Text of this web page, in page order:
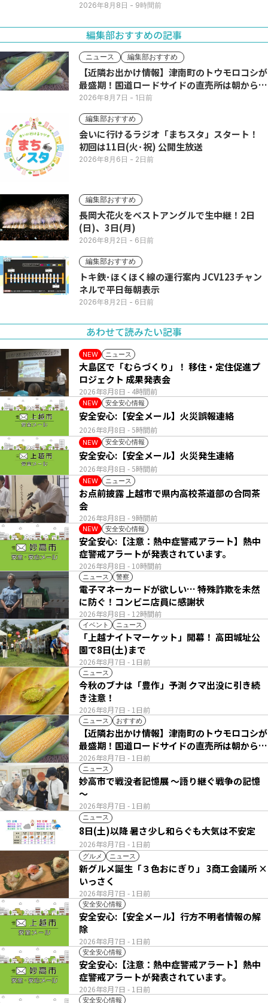
2026年8月8日 - 9時間前
編集部おすすめの記事
ニュース 編集部おすすめ
【近隣お出かけ情報】津南町のトウモロコシが
最盛期！国道ロードサイドの直売所は朝から長
い列
2026年8月7日 - 1日前
編集部おすすめ
会いに行けるラジオ「まちスタ」スタート！
初回は11日(火･祝) 公開生放送
2026年8月6日 - 2日前
編集部おすすめ
長岡大花火をベストアングルで生中継！2日
(日)、3日(月)
2026年8月2日 - 6日前
編集部おすすめ
トキ鉄･ほくほく線の運行案内 JCV123チャン
ネルで平日毎朝表示
2026年8月2日 - 6日前
あわせて読みたい記事
NEW ニュース
2026年8月8日 - 4時間前
大島区で「むらづくり」！ 移住・定住促進プ
ロジェクト 成果発表会
NEW 安全安心情報
2026年8月8日 - 5時間前
安全安心:【安全メール】火災誤報連絡
NEW 安全安心情報
2026年8月8日 - 5時間前
安全安心:【安全メール】火災発生連絡
NEW ニュース
2026年8月8日 - 9時間前
お点前披露 上越市で県内高校茶道部の合同茶
会
NEW 安全安心情報
2026年8月8日 - 10時間前
安全安心:【注意：熱中症警戒アラート】熱中
症警戒アラートが発表されています。
ニュース 警察
2026年8月8日 - 12時間前
電子マネーカードが欲しい… 特殊詐欺を未然
に防ぐ！コンビニ店員に感謝状
イベント ニュース
2026年8月7日 - 1日前
「上越ナイトマーケット」開幕！ 高田城址公
園で8日(土)まで
ニュース
2026年8月7日 - 1日前
今秋のブナは「豊作」予測 クマ出没に引き続
き注意！
ニュース おすすめ
2026年8月7日 - 1日前
【近隣お出かけ情報】津南町のトウモロコシが
最盛期！国道ロードサイドの直売所は朝から長
い列
ニュース
2026年8月7日 - 1日前
妙高市で戦没者記憶展 ～語り継ぐ戦争の記憶
～
ニュース
2026年8月7日 - 1日前
8日(土)以降 暑さ少し和らぐも大気は不安定
グルメ ニュース
2026年8月7日 - 1日前
新グルメ誕生「３色おにぎり」 3商工会議所 ×
いっさく
安全安心情報
2026年8月7日 - 1日前
安全安心:【安全メール】行方不明者情報の解
除
安全安心情報
2026年8月7日 - 1日前
安全安心:【注意：熱中症警戒アラート】熱中
症警戒アラートが発表されています。
安全安心情報